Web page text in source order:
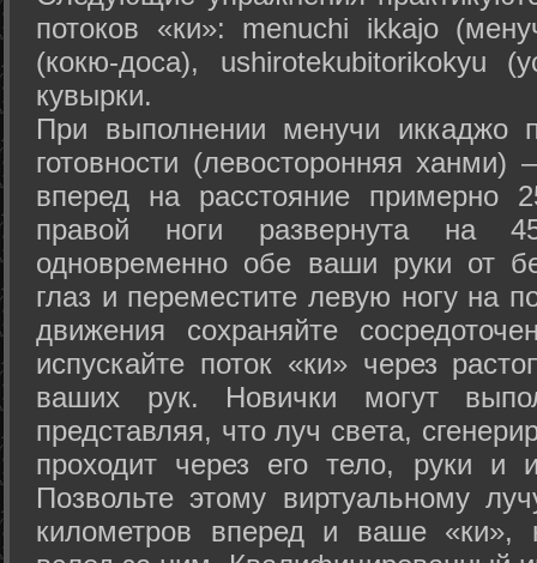
потоков «ки»: menuchi ikkajo
(кокю-доса), ushiro­tekubitori­kokyu
кувырки.
При выполнении менучи иккаджо
готовности (левосторонняя
вперед на расстояние примерно
правой ноги развернута на
одновременно обе ваши руки от
глаз и переместите левую ногу на
движения сохраняйте
испускайте поток «ки» через
ваших рук. Новички могут
представляя, что луч света,
проходит через его тело, руки и
Позвольте этому виртуальному
километров вперед и ваше «ки»,